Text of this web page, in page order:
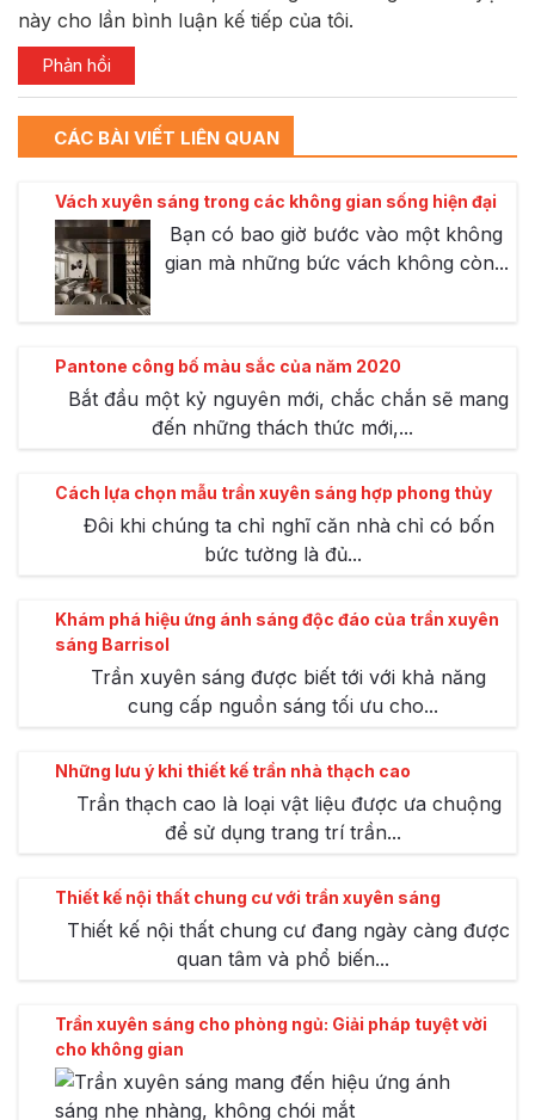
này cho lần bình luận kế tiếp của tôi.
CÁC BÀI VIẾT LIÊN QUAN
Vách xuyên sáng trong các không gian sống hiện đại
Bạn có bao giờ bước vào một không
gian mà những bức vách không còn...
Pantone công bố màu sắc của năm 2020
Bắt đầu một kỷ nguyên mới, chắc chắn sẽ mang
đến những thách thức mới,...
Cách lựa chọn mẫu trần xuyên sáng hợp phong thủy
Đôi khi chúng ta chỉ nghĩ căn nhà chỉ có bốn
bức tường là đủ...
Khám phá hiệu ứng ánh sáng độc đáo của trần xuyên
sáng Barrisol
Trần xuyên sáng được biết tới với khả năng
cung cấp nguồn sáng tối ưu cho...
Những lưu ý khi thiết kế trần nhà thạch cao
Trần thạch cao là loại vật liệu được ưa chuộng
để sử dụng trang trí trần...
Thiết kế nội thất chung cư với trần xuyên sáng
Thiết kế nội thất chung cư đang ngày càng được
quan tâm và phổ biến...
Trần xuyên sáng cho phòng ngủ: Giải pháp tuyệt vời
cho không gian